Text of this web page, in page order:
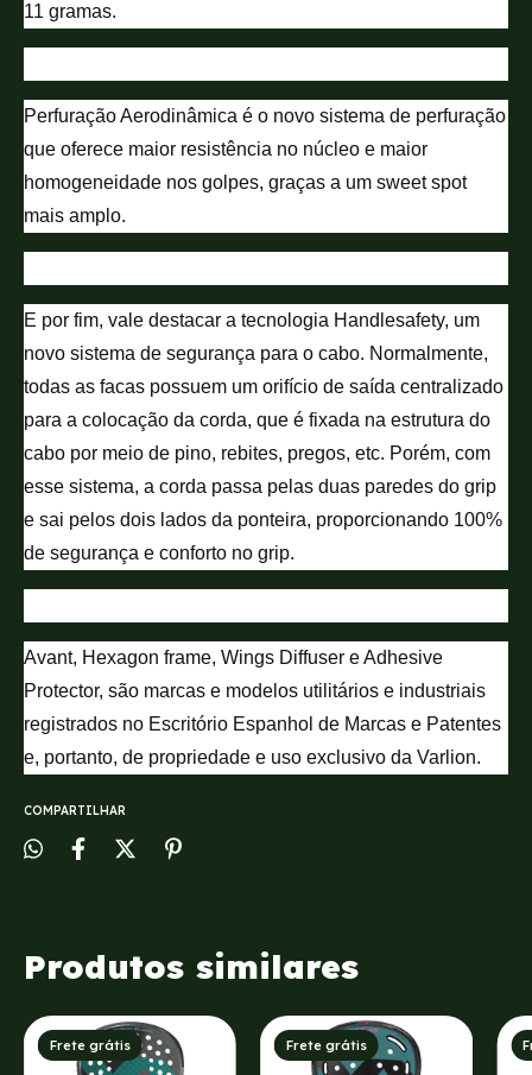
11 gramas.
Perfuração Aerodinâmica é o novo sistema de perfuração
que oferece maior resistência no núcleo e maior
homogeneidade nos golpes, graças a um sweet spot
mais amplo.
E por fim, vale destacar a tecnologia Handlesafety, um
novo sistema de segurança para o cabo. Normalmente,
todas as facas possuem um orifício de saída centralizado
para a colocação da corda, que é fixada na estrutura do
cabo por meio de pino, rebites, pregos, etc. Porém, com
esse sistema, a corda passa pelas duas paredes do grip
e sai pelos dois lados da ponteira, proporcionando 100%
de segurança e conforto no grip.
Avant, Hexagon frame, Wings Diffuser e Adhesive
Protector, são marcas e modelos utilitários e industriais
registrados no Escritório Espanhol de Marcas e Patentes
e, portanto, de propriedade e uso exclusivo da Varlion.
COMPARTILHAR
Produtos similares
Frete grátis Frete grátis